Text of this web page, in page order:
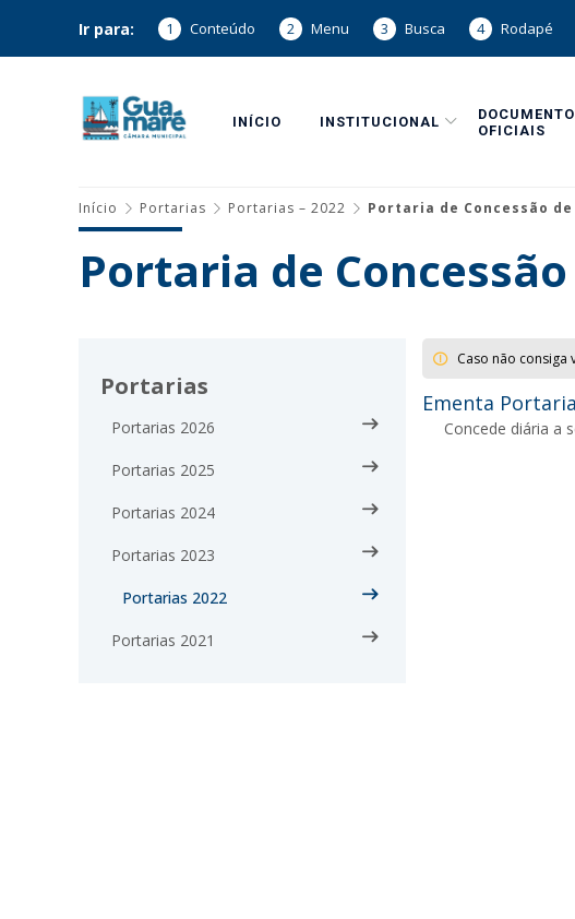
Ir para: 1 Conteúdo 2 Menu 3 Busca 4 Rodapé
INÍCIO INSTITUCIONAL
OFICIAIS
Início Portarias Portarias – 2022 Portaria de Concessão de
Portaria de
Portarias
Portarias 2026
Portarias 2025
Portarias 2024
Portarias 2023
Portarias 2022
Portarias 2021
Caso não consiga
Ementa
Concede diária a